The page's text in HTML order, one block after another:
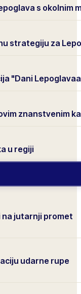
s okolnim
strategiju za
"Dani
znanstvenim
u regiji
na jutarnji promet
udarne rupe